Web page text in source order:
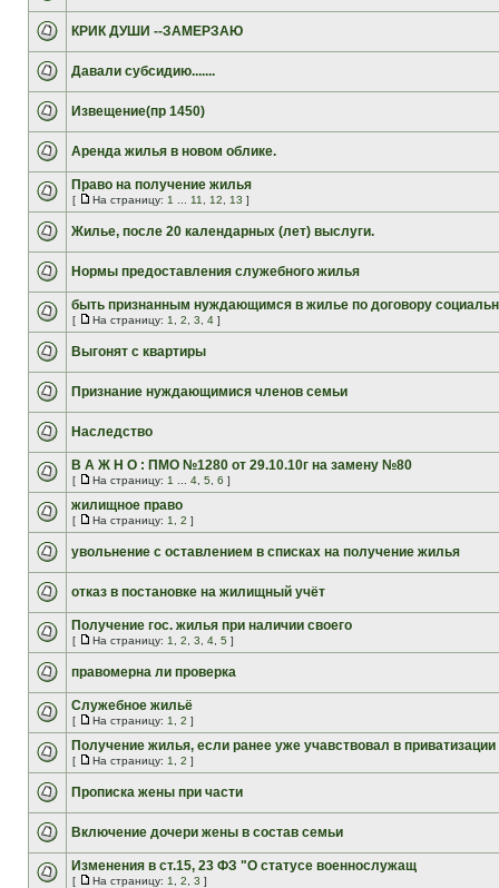
КРИК ДУШИ --ЗАМЕРЗАЮ
Давали субсидию.......
Извещение(пр 1450)
Аренда жилья в новом облике.
Право на получение жилья
[ На страницу: 1 11 12 13 ]
Жилье, после 20 календарных (лет) выслуги.
Нормы предоставления служебного жилья
быть признанным нуждающимся в жилье по договору
[ На страницу: 1 2 3 4 ]
Выгонят с квартиры
Признание нуждающимися членов семьи
Наследство
В А Ж Н О : ПМО №1280 от 29.10.10г на замену №80
[ На страницу: 1 4 5 6 ]
жилищное право
[ На страницу: 1 2 ]
увольнение с оставлением в списках на получение жилья
отказ в постановке на жилищный учёт
Получение гос. жилья при наличии своего
[ На страницу: 1 2 3 4 5 ]
правомерна ли проверка
Служебное жильё
[ На страницу: 1 2 ]
Получение жилья, если ранее уже учавствовал в приватизации
[ На страницу: 1 2 ]
Прописка жены при части
Включение дочери жены в состав семьи
Изменения в ст.15, 23 ФЗ "О статусе военнослужащ
[ На страницу: 1 2 3 ]